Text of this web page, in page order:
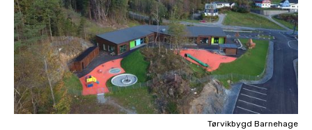
Tørvikbygd Barnehage